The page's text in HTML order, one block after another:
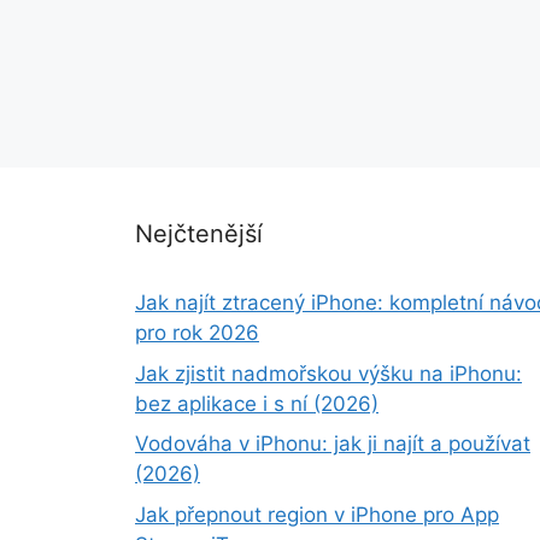
Nejčtenější
Jak najít ztracený iPhone: kompletní
pro rok 2026
Jak zjistit nadmořskou výšku na iPhonu:
bez aplikace i s ní (2026)
Vodováha v iPhonu: jak ji najít a používat
(2026)
Jak přepnout region v iPhone pro App